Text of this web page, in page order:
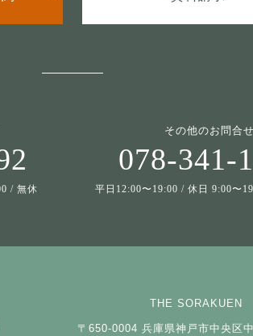
/ 無休
その他のお問合せ
078-341-
平日12:00〜19:00 / 休日 9:00〜
THE SORAKUEN
〒650-0004 兵庫県神戸市中央区